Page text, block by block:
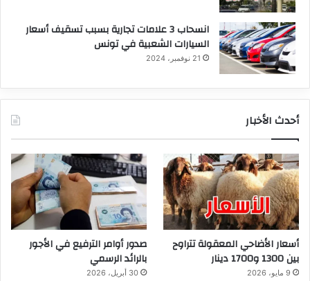
انسحاب 3 علامات تجارية بسبب تسقيف أسعار
السيارات الشعبية في تونس
21 نوفمبر، 2024
أحدث الأخبار
أسعار الأضاحي المعقولة تتراوح
بين 1300 و1700 دينار
9 مايو، 2026
صدور أوامر الترفيع في الأجور
بالرائد الرسمي
30 أبريل، 2026